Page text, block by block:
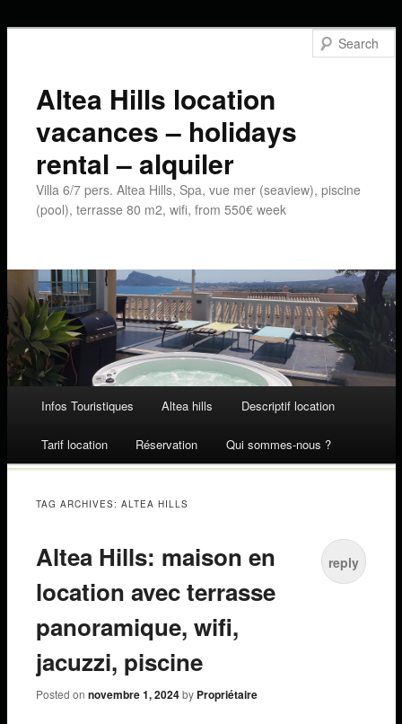
Altea Hills location
vacances – holidays
rental – alquiler
Villa 6/7 pers. Altea Hills, Spa, vue mer (seaview), piscine
(pool), terrasse 80 m2, wifi, from 550€ week
Skip to content
Infos Touristiques Altea hills Descriptif location
Tarif location Réservation Qui sommes-nous ?
TAG ARCHIVES:ALTEA HILLS
Altea Hills: maison en
location avec terrasse
panoramique, wifi,
jacuzzi, piscine
Posted onnovembre 1, 2024 by Propriétaire
reply